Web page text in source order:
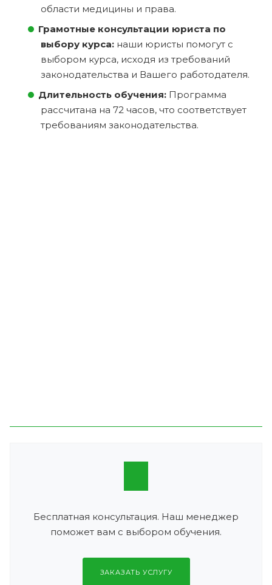
области медицины и права.
Грамотные консультации юриста по
выбору курса: наши юристы помогут с
выбором курса, исходя из требований
законодательства и Вашего работодателя.
Длительность обучения: Программа
рассчитана на 72 часов, что соответствует
требованиям законодательства.
Бесплатная консультация. Наш менеджер
поможет вам с выбором обучения.
ЗАКАЗАТЬ УСЛУГУ